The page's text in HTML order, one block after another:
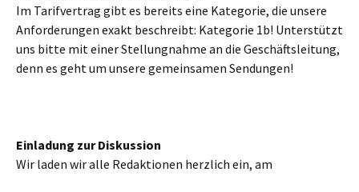
Im Tarifvertrag gibt es bereits eine Kategorie, die unsere
Anforderungen exakt beschreibt: Kategorie 1b! Unterstützt
uns bitte mit einer Stellungnahme an die Geschäftsleitung,
denn es geht um unsere gemeinsamen Sendungen!
Einladung zur Diskussion
Wir laden wir alle Redaktionen herzlich ein, am